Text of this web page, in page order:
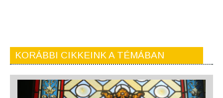
KORÁBBI CIKKEINK A TÉMÁBAN